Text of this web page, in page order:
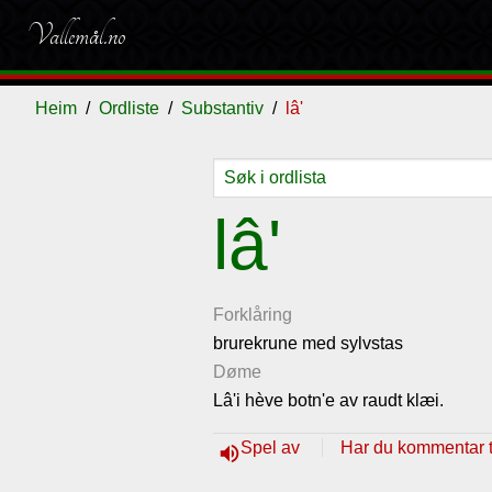
Vallemål.no
Heim Ordliste Substantiv lâ'
lâ'
Forklåring
brurekrune med sylvstas
Døme
Lâ'i hève botn'e av raudt klæi.
volume_upSpel av Har du kommentar